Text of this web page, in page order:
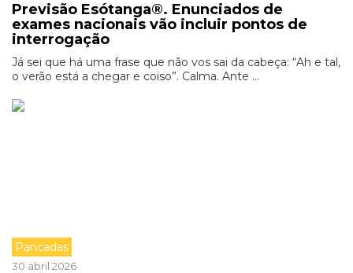
Previsão Esótanga®. Enunciados de
exames nacionais vão incluir pontos de
interrogação
Já sei que há uma frase que não vos sai da cabeça: “Ah e tal,
o verão está a chegar e coiso”. Calma. Ante ...
Pancadas
30 abril 2026